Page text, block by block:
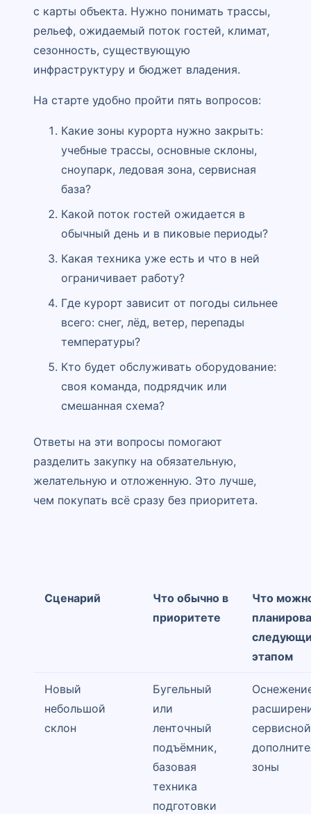
с карты объекта. Нужно понимать трассы,
рельеф, ожидаемый поток гостей, климат,
сезонность, существующую
инфраструктуру и бюджет владения.
На старте удобно пройти пять вопросов:
Какие зоны курорта нужно закрыть:
учебные трассы, основные склоны,
сноупарк, ледовая зона, сервисная
база?
Какой поток гостей ожидается в
обычный день и в пиковые периоды?
Какая техника уже есть и что в ней
ограничивает работу?
Где курорт зависит от погоды сильнее
всего: снег, лёд, ветер, перепады
температуры?
Кто будет обслуживать оборудование:
своя команда, подрядчик или
смешанная схема?
Ответы на эти вопросы помогают
разделить закупку на обязательную,
желательную и отложенную. Это лучше,
чем покупать всё сразу без приоритета.
Сценарий
Что обычно в
приоритете
Что
этапом
Новый
небольшой
склон
Бугельный
или
ленточный
подъёмник,
базовая
техника
подготовки
зоны